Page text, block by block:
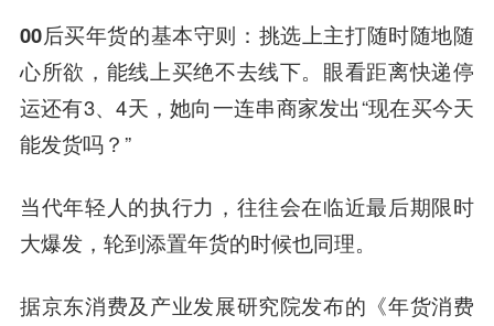
00后买年货的基本守则：挑选上主打随时随地随
心所欲，能线上买绝不去线下。 眼看距离快递停
运还有3、4天，她向一连串商家发出“现在买今天
能发货吗？”
当代年轻人的执行力，往往会在临近最后期限时
大爆发，轮到添置年货的时候也同理。
据京东消费及产业发展研究院发布的《年货消费